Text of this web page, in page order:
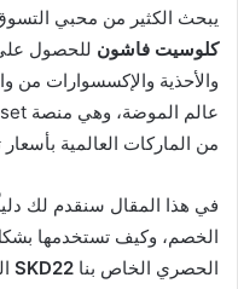
يبحث الكثير من محبي
كلوسيت فاشون للحصول
والأحذية والإكسسوارات
من الماركات العالمية بأسعار
في هذا المقال سنقدم لك
الخصم، وكيف تستخدمها
الحصري الخاص بنا SKD22